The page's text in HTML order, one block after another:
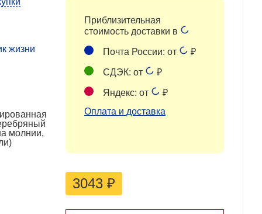
жизни
молнии,
Приблизительная
стоимость доставки в
Почта России: от ₽
СДЭК: от ₽
Яндекс: от
₽
Оплата и доставка
3043 ₽